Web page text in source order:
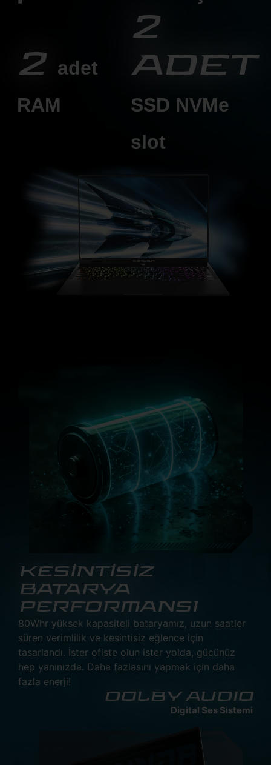
2 adet
RAM
2
adet
SSD NVMe
slot
KESİNTİSİZ
BATARYA
PERFORMANSI
80Whr yüksek kapasiteli bataryamız, uzun saatler
süren verimlilik ve kesintisiz eğlence için
tasarlandı. İster ofiste olun ister yolda, gücünüz
hep yanınızda. Daha fazlasını yapmak için daha
fazla enerji!
DOLBY AUDIO
Digital Ses Sistemi